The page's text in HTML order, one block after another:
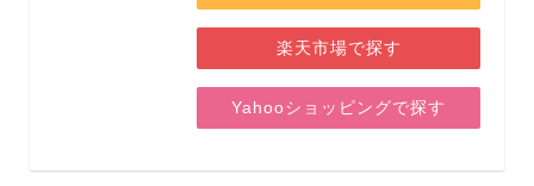
楽天市場で探す
Yahooショッピングで探す